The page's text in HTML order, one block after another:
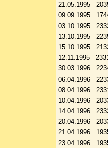
21.05.1995
09.09.1995
03.10.1995
13.10.1995
15.10.1995
12.11.1995
30.03.1996
06.04.1996
08.04.1996
10.04.1996
14.04.1996
20.04.1996
21.04.1996
23.04.1996